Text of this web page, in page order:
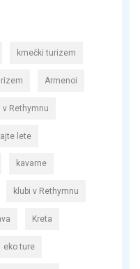
kmečki turizem
Armenoi
v Rethymnu
lete
kavarne
klubi v Rethymnu
Kreta
eko ture